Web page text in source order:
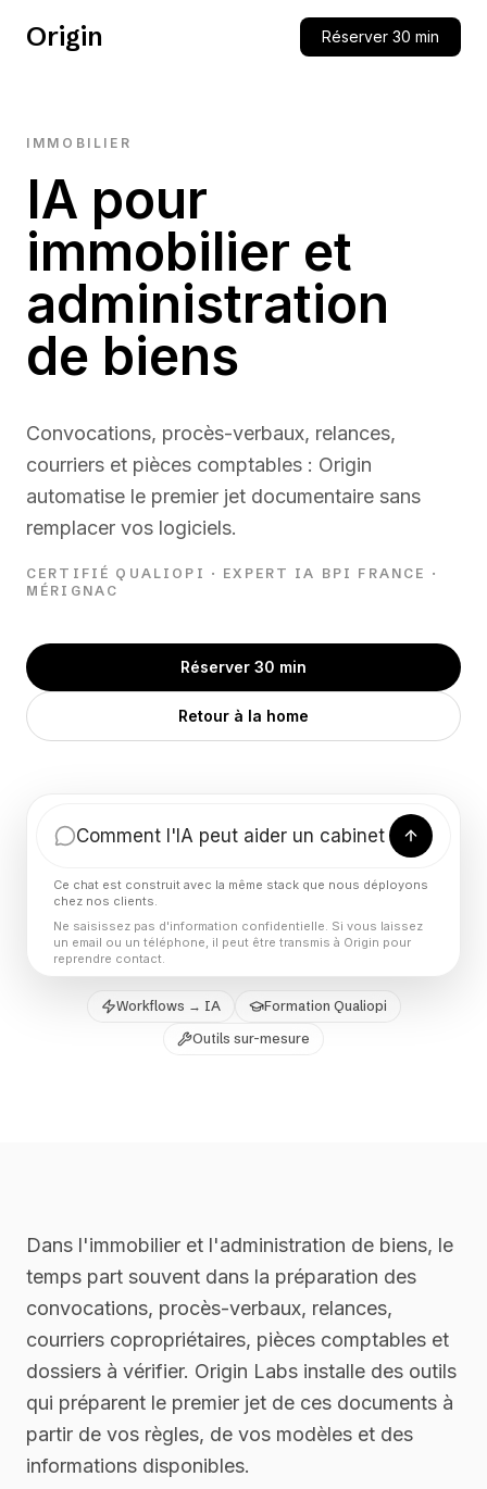
Origin Réserver 30 min
IMMOBILIER
IA pour
immobilier et
administration
de biens
Convocations, procès-verbaux, relances,
courriers et pièces comptables : Origin
automatise le premier jet documentaire sans
remplacer vos logiciels.
CERTIFIÉ QUALIOPI · EXPERT IA BPI FRANCE ·
MÉRIGNAC
Réserver 30 min
Retour à la home
Ce chat est construit avec la même stack que nous déployons
chez nos clients.
Ne saisissez pas d'information confidentielle. Si vous laissez
un email ou un téléphone, il peut être transmis à Origin pour
reprendre contact.
Workflows → IA
Formation Qualiopi
Outils sur-mesure
Dans l'immobilier et l'administration de biens, le
temps part souvent dans la préparation des
convocations, procès-verbaux, relances,
courriers copropriétaires, pièces comptables et
dossiers à vérifier. Origin Labs installe des outils
qui préparent le premier jet de ces documents à
partir de vos règles, de vos modèles et des
informations disponibles.